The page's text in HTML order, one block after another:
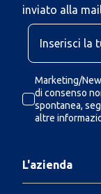
inviato alla
Marketing/
di consenso
spontanea,
altre
L'azienda